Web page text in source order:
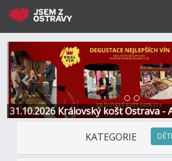
31.10.2026 Královský košt Ostrava -
Restaurace a Hotel
Předchozí
KATEGORIE DĚTI